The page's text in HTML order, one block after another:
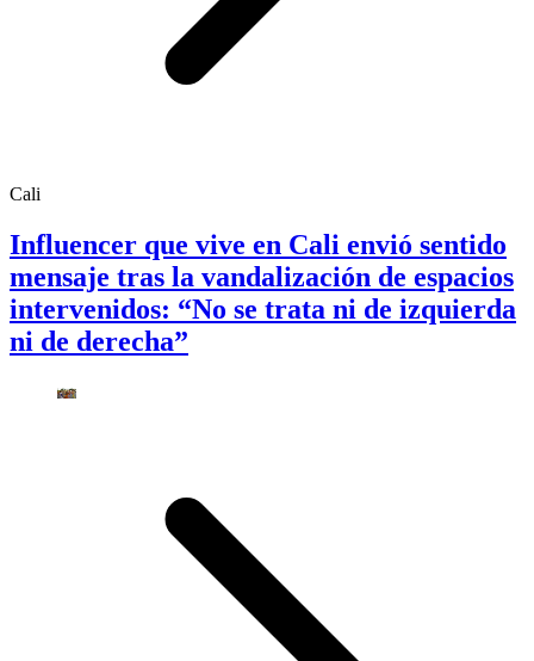
Cali
Influencer que vive en Cali envió sentido
mensaje tras la vandalización de espacios
intervenidos: “No se trata ni de izquierda
ni de derecha”